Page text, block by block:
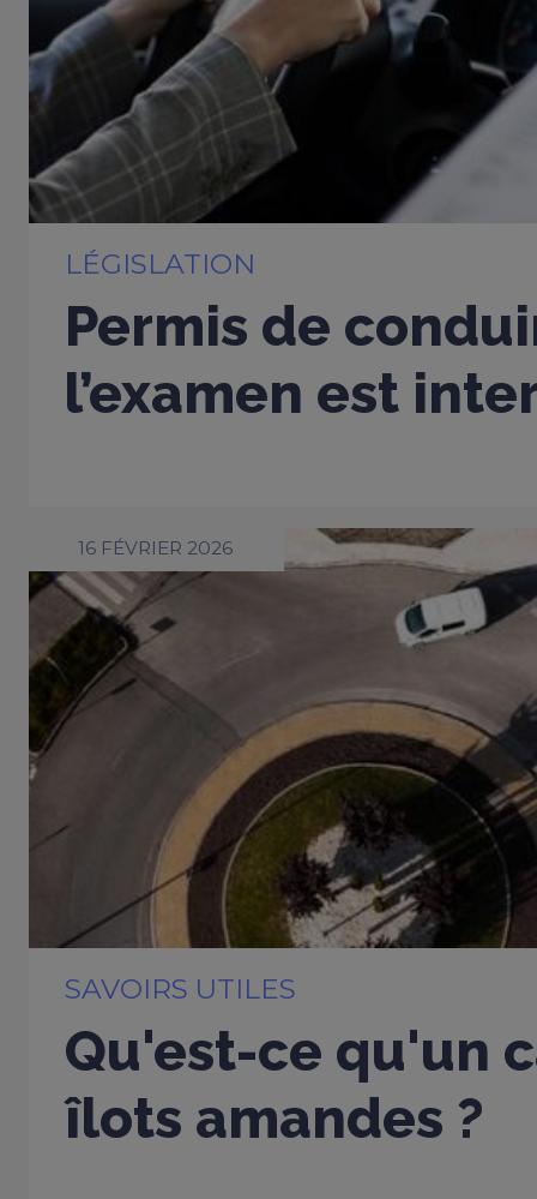
LÉGISLATION
Permis de
l’examen est
16 FÉVRIER 2026
SAVOIRS UTILES
Qu'est-ce qu'un
îlots amandes ?